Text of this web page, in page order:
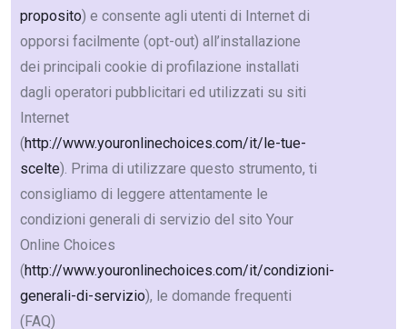
proposito) e consente agli utenti di Internet di
opporsi facilmente (opt-out) all’installazione
dei principali cookie di profilazione installati
dagli operatori pubblicitari ed utilizzati su siti
Internet
(http://www.youronlinechoices.com/it/le-tue-
scelte). Prima di utilizzare questo strumento, ti
consigliamo di leggere attentamente le
condizioni generali di servizio del sito Your
Online Choices
(http://www.youronlinechoices.com/it/condizioni-
generali-di-servizio), le domande frequenti
(FAQ)